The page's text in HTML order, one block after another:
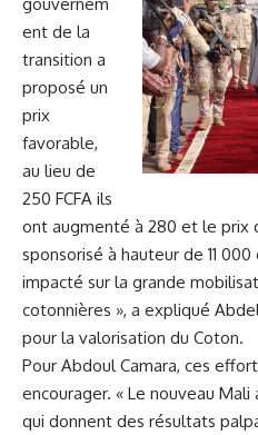
ent de la
transition a
proposé un
prix
favorable,
au lieu de
250 FCFA ils
ont augmenté à 280 et le prix
sponsorisé à hauteur de 11
impacté sur la grande
cotonnières », a expliqué
pour la valorisation du Coton.
Pour Abdoul Camara, ces
encourager. « Le nouveau
qui donnent des résultats